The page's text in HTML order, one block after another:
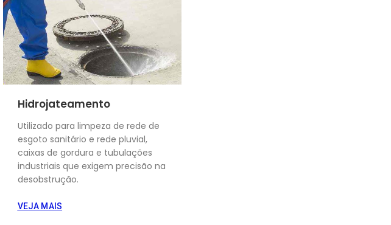
Hidrojateamento
Utilizado para limpeza de rede de
esgoto sanitário e rede pluvial,
caixas de gordura e tubulações
industriais que exigem precisão na
desobstrução.
VEJA MAIS